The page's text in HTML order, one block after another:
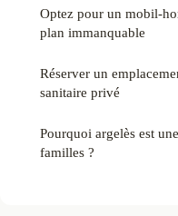
Optez pour un mobil-
plan immanquable
Réserver un
sanitaire privé
Pourquoi argelès est
familles ?